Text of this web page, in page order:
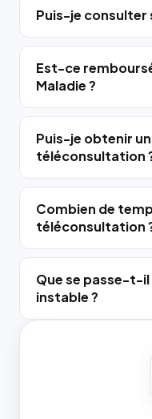
Puis-je consulter
Est-ce
Maladie ?
Puis-je obtenir
téléconsultation
Combien de
téléconsultation
Que se passe-t-il
instable ?